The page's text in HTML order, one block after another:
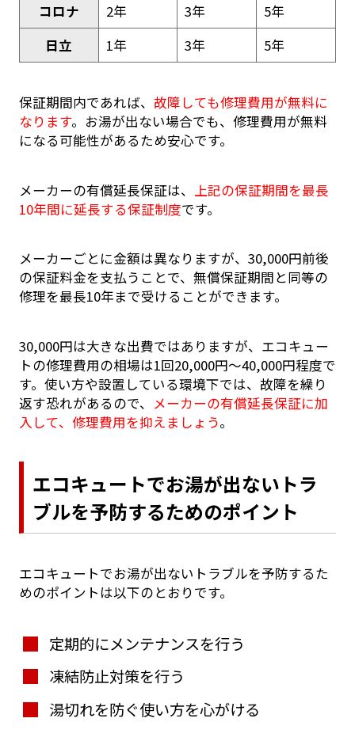
コロナ
2年 3年
5年
日立
1年 3年 5年
保証期間内であれば、 故障しても修理費用が無料に
なります。お湯が出ない場合でも、修理費用が無料
になる可能性があるため安心です。
メーカーの有償延長保証は、 上記の保証期間を最長
10年間に延長する保証制度です。
メーカーごとに金額は異なりますが、30,000円前後
の保証料金を支払うことで、無償保証期間と同等の
修理を最長10年まで受けることができます。
30,000円は大きな出費ではありますが、エコキュー
トの修理費用の相場は1回20,000円～40,000円程度で
す。使い方や設置している環境下では、故障を繰り
返す恐れがあるので、 メーカーの有償延長保証に加
入して、修理費用を抑えましょう。
エコキュートでお湯が出ないトラ
ブルを予防するためのポイント
エコキュートでお湯が出ないトラブルを予防するた
めのポイントは以下のとおりです。
定期的にメンテナンスを行う
凍結防止対策を行う
湯切れを防ぐ使い方を心がける